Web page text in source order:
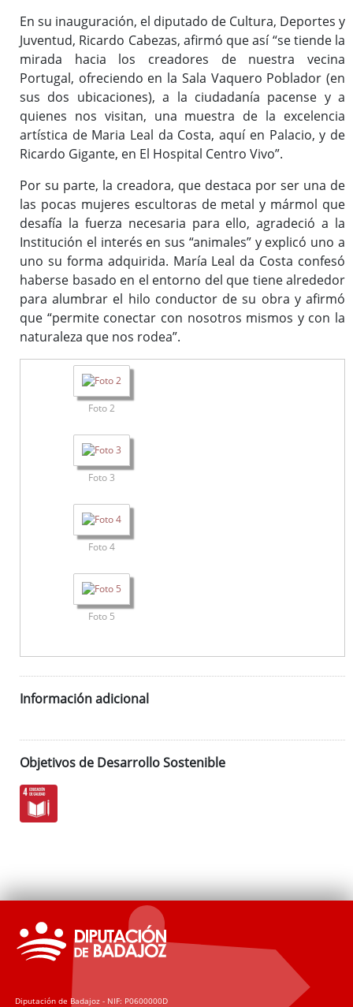
En su inauguración, el diputado de Cultura, Deportes y
Juventud, Ricardo Cabezas, afirmó que así “se tiende la
mirada hacia los creadores de nuestra vecina
Portugal, ofreciendo en la Sala Vaquero Poblador (en
sus dos ubicaciones), a la ciudadanía pacense y a
quienes nos visitan, una muestra de la excelencia
artística de Maria Leal da Costa, aquí en Palacio, y de
Ricardo Gigante, en El Hospital Centro Vivo”.
Por su parte, la creadora, que destaca por ser una de
las pocas mujeres escultoras de metal y mármol que
desafía la fuerza necesaria para ello, agradeció a la
Institución el interés en sus “animales” y explicó uno a
uno su forma adquirida. María Leal da Costa confesó
haberse basado en el entorno del que tiene alrededor
para alumbrar el hilo conductor de su obra y afirmó
que “permite conectar con nosotros mismos y con la
naturaleza que nos rodea”.
Foto 2
Foto 3
Foto 4
Foto 5
Información adicional
Objetivos de Desarrollo Sostenible
Diputación de Badajoz - NIF: P0600000D